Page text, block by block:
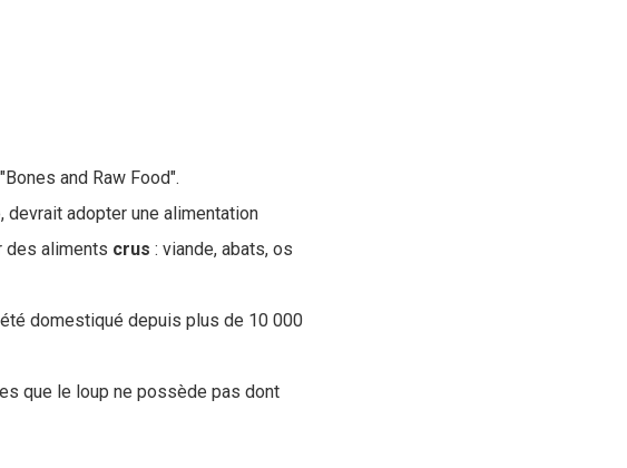
and Raw Food".
devrait adopter une alimentation
des aliments crus : viande, abats, os
domestiqué depuis plus de 10 000
que le loup ne possède pas dont